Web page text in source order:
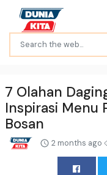
7 Olahan
Inspirasi Menu
Bosan
2 months ago